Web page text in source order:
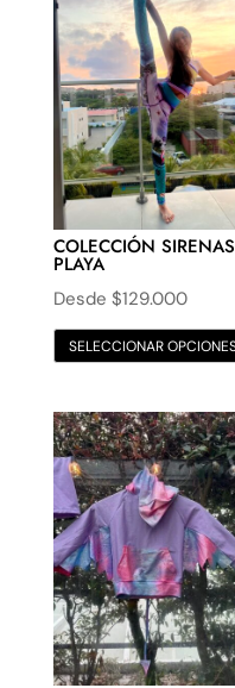
COLECCIÓN SIRENAS
PLAYA
Desde $129.000
SELECCIONAR